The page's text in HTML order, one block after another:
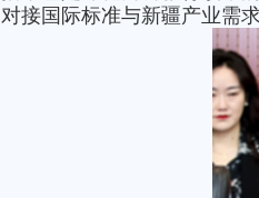
对接国际标准与新疆产业需